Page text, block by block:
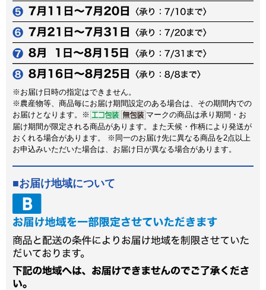
※お届け日時の指定はできません。
※農産物等、商品毎にお届け期間設定のある場合は、その期間内での
お届けとなります。※
マークの商品は承り期間・お
届け期間が限定される商品があります。また天候・作柄により発送が
おくれる場合があります。 ※同一のお届け先に異なる商品を2点以上
お申込みいただいた場合は、お届け日が異なる場合があります。
お届け地域について